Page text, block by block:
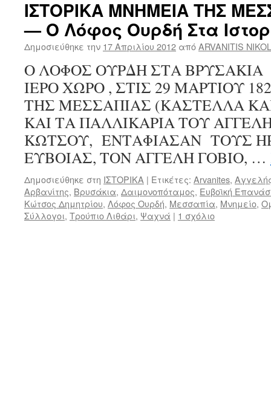
ΙΣΤΟΡΙΚΑ ΜΝΗΜΕΙΑ ΤΗΣ
— Ο Λόφος Ουρδή Στα
Δημοσιεύθηκε την 17 Απριλίου 2012 απόARVANITIS
Ο ΛΟΦΟΣ ΟΥΡΔΗ ΣΤΑ
ΙΕΡΟ ΧΩΡΟ , ΣΤΙΣ 29 ΜΑΡΤΙΟΥ
ΤΗΣ ΜΕΣΣΑΠΙΑΣ (ΚΑΣΤΕΛΛΑ
ΚΑΙ ΤΑ ΠΑΛΛΙΚΑΡΙΑ ΤΟΥ
ΚΩΤΣΟΥ, ΕΝΤΑΦΙΑΣΑΝ ΤΟΥΣ
ΕΥΒΟΙΑΣ, ΤΟΝ ΑΓΓΕΛΗ ΓΟΒΙΟ, …
Δημοσιεύθηκε στη ΙΣΤΟΡΙΚΑ | Ετικέτες: Arvanites,
Αρβανίτης, Βρυσάκια, Δαιμονοπόταμος, Ευβοϊκή
Κώτσος Δημητρίου, Λόφος Ουρδή, Μεσσαπία, Μνημείο,
Σύλλογοι, Τρούπιο Λιθάρι, Ψαχνά | 1 σχόλιο